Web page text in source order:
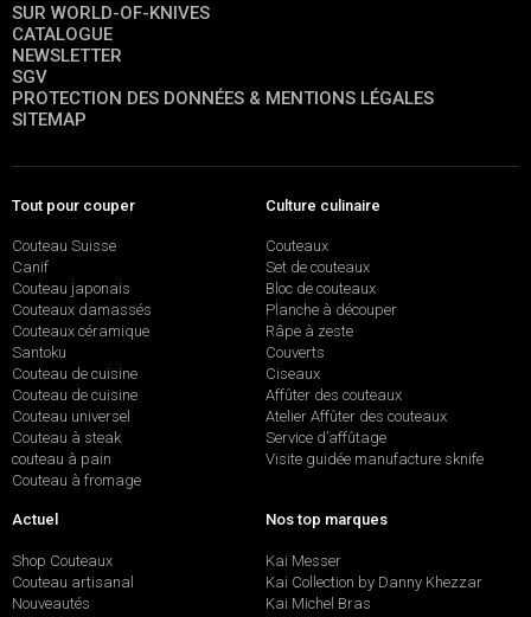
SUR WORLD-OF-KNIVES
CATALOGUE
NEWSLETTER
SGV
PROTECTION DES DONNÉES & MENTIONS LÉGALES
SITEMAP
Tout pour couper
Couteau Suisse
Canif
Couteau japonais
Couteaux damassés
Couteaux céramique
Santoku
Couteau de cuisine
Couteau de cuisine
Couteau universel
Couteau à steak
couteau à pain
Couteau à fromage
Culture culinaire
Couteaux
Set de couteaux
Bloc de couteaux
Planche à découper
Râpe à zeste
Couverts
Ciseaux
Affûter des couteaux
Atelier Affûter des couteaux
Service d’affûtage
Visite guidée manufacture sknife
Actuel
Shop Couteaux
Couteau artisanal
Nouveautés
Nos top marques
Kai Messer
Kai Collection by Danny Khezzar
Kai Michel Bras